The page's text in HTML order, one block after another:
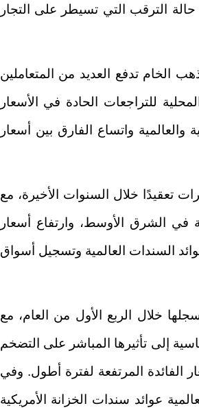
الترقب التي تسيطر على التجار
الخام تدفع العديد من المتعاملين
للتراجعات الحادة في الأسعار
والعالمية واتساع الفارق بين أسعار
تعقيدًا خلال السنوات الأخيرة، مع
الشرق الأوسط، وارتفاع أسعار
السندات العالمية وتسجيل أسواق
خلال الربع الأول من العام، مع
إلى تأثيرها المباشر على التضخم
الفائدة المرتفعة لفترة أطول. وفي
عوائد سندات الخزانة الأمريكية